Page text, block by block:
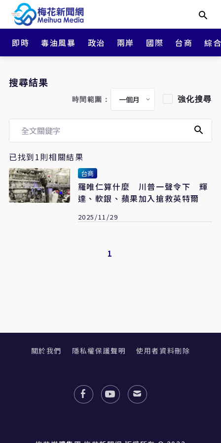
即時 毒油風暴 政治 兩岸 國際 台商 綜
搜尋結果
時間範圍： 強化搜尋
已找到1則相關結果
台商
羅唯仁算什麼 川普一聲令下 輝
達、軟銀、蘋果加入搶救英特爾
2025/11/29
1
關於我們 隱私權保護聲明 使用者資料刪除